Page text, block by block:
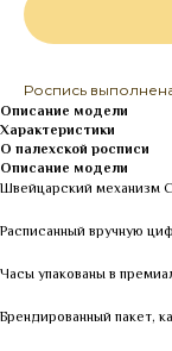
Роспись
Описание модели
Характеристики
О палехской росписи
Описание модели
Швейцарский механизм
Расписанный вручную
Часы упакованы в
Брендированный пакет,